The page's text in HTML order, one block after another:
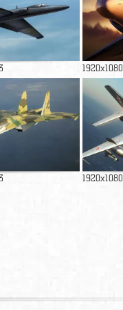
1920x1080
1920x1080